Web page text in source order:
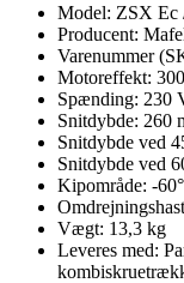
Model: ZSX Ec
Producent:
Varenummer
Motoreffekt:
Spænding: 230
Snitdybde: 260
Snitdybde ved
Snitdybde ved
Kipområde: -
Vægt: 13,3 kg
Leveres med: